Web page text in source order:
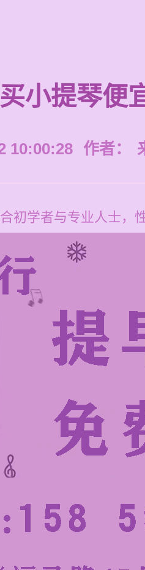
小提琴便
10:00:28 作者：
初学者与专业人士，